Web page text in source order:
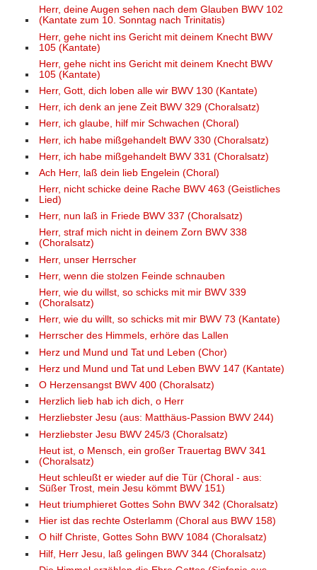
Herr, deine Augen sehen nach dem Glauben BWV 102
(Kantate zum 10. Sonntag nach Trinitatis)
Herr, gehe nicht ins Gericht mit deinem Knecht BWV
105 (Kantate)
Herr, gehe nicht ins Gericht mit deinem Knecht BWV
105 (Kantate)
Herr, Gott, dich loben alle wir BWV 130 (Kantate)
Herr, ich denk an jene Zeit BWV 329 (Choralsatz)
Herr, ich glaube, hilf mir Schwachen (Choral)
Herr, ich habe mißgehandelt BWV 330 (Choralsatz)
Herr, ich habe mißgehandelt BWV 331 (Choralsatz)
Ach Herr, laß dein lieb Engelein (Choral)
Herr, nicht schicke deine Rache BWV 463 (Geistliches
Lied)
Herr, nun laß in Friede BWV 337 (Choralsatz)
Herr, straf mich nicht in deinem Zorn BWV 338
(Choralsatz)
Herr, unser Herrscher
Herr, wenn die stolzen Feinde schnauben
Herr, wie du willst, so schicks mit mir BWV 339
(Choralsatz)
Herr, wie du willt, so schicks mit mir BWV 73 (Kantate)
Herrscher des Himmels, erhöre das Lallen
Herz und Mund und Tat und Leben (Chor)
Herz und Mund und Tat und Leben BWV 147 (Kantate)
O Herzensangst BWV 400 (Choralsatz)
Herzlich lieb hab ich dich, o Herr
Herzliebster Jesu (aus: Matthäus-Passion BWV 244)
Herzliebster Jesu BWV 245/3 (Choralsatz)
Heut ist, o Mensch, ein großer Trauertag BWV 341
(Choralsatz)
Heut schleußt er wieder auf die Tür (Choral - aus:
Süßer Trost, mein Jesu kömmt BWV 151)
Heut triumphieret Gottes Sohn BWV 342 (Choralsatz)
Hier ist das rechte Osterlamm (Choral aus BWV 158)
O hilf Christe, Gottes Sohn BWV 1084 (Choralsatz)
Hilf, Herr Jesu, laß gelingen BWV 344 (Choralsatz)